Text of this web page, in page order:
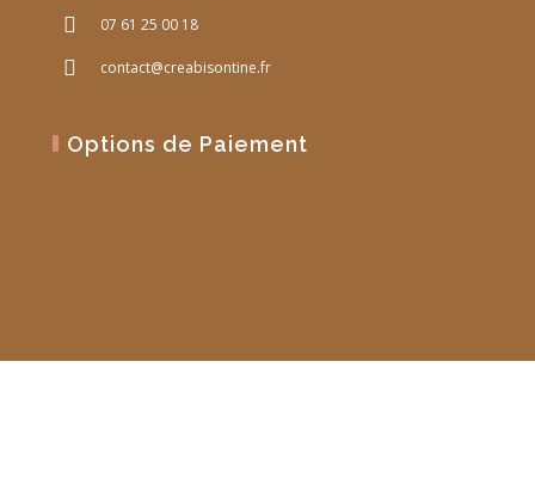
07 61 25 00 18
contact@creabisontine.fr
Options de Paiement